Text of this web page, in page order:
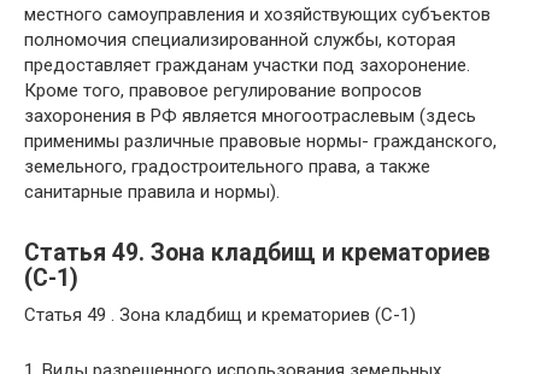
местного самоуправления и хозяйствующих субъектов
полномочия специализированной службы, которая
предоставляет гражданам участки под захоронение.
Кроме того, правовое регулирование вопросов
захоронения в РФ является многоотраслевым (здесь
применимы различные правовые нормы- гражданского,
земельного, градостроительного права, а также
санитарные правила и нормы).
Статья 49. Зона кладбищ и крематориев
(С-1)
Статья 49 . Зона кладбищ и крематориев (С-1)